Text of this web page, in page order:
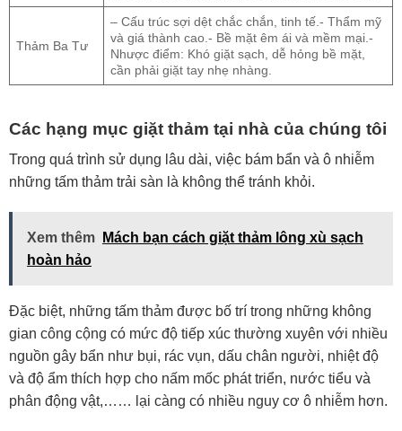
Thảm Ba Tư
– Cấu trúc sợi dệt chắc chắn, tinh tế.- Thẩm mỹ
và giá thành cao.- Bề mặt êm ái và mềm mại.-
Nhược điểm: Khó giặt sạch, dễ hỏng bề mặt,
cần phải giặt tay nhẹ nhàng.
Các hạng mục giặt thảm tại nhà của chúng tôi
Trong quá trình sử dụng lâu dài, việc bám bẩn và ô nhiễm
những tấm thảm trải sàn là không thể tránh khỏi.
Xem thêm
Mách bạn cách giặt thảm lông xù sạch
hoàn hảo
Đặc biệt, những tấm thảm được bố trí trong những không
gian công cộng có mức độ tiếp xúc thường xuyên với nhiều
nguồn gây bẩn như bụi, rác vụn, dấu chân người, nhiệt độ
và độ ẩm thích hợp cho nấm mốc phát triển, nước tiểu và
phân động vật,…… lại càng có nhiều nguy cơ ô nhiễm hơn.